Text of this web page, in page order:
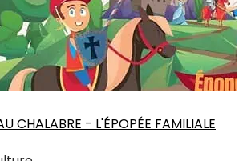
CHALABRE - L'ÉPOPÉE FAMILIALE